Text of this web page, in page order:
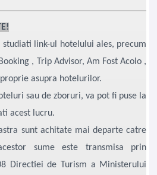
link-ul hotelului ales, precum
, Trip Advisor, Am Fost Acolo ,
asupra hotelurilor.
sau de zboruri, va pot fi puse la
acest lucru.
sunt achitate mai departe catre
sume este transmisa prin
Directiei de Turism a Ministerului